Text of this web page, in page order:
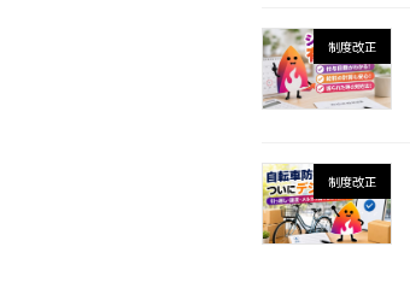
制度改正
制度改正